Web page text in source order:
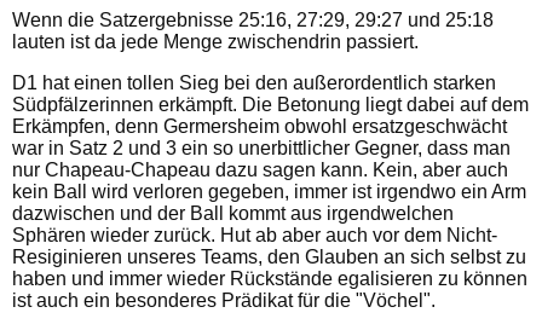
Wenn die Satzergebnisse 25:16, 27:29, 29:27 und 25:18
lauten ist da jede Menge zwischendrin passiert.
D1 hat einen tollen Sieg bei den außerordentlich starken
Südpfälzerinnen erkämpft. Die Betonung liegt dabei auf dem
Erkämpfen, denn Germersheim obwohl ersatzgeschwächt
war in Satz 2 und 3 ein so unerbittlicher Gegner, dass man
nur Chapeau-Chapeau dazu sagen kann. Kein, aber auch
kein Ball wird verloren gegeben, immer ist irgendwo ein Arm
dazwischen und der Ball kommt aus irgendwelchen
Sphären wieder zurück. Hut ab aber auch vor dem Nicht-
Resiginieren unseres Teams, den Glauben an sich selbst zu
haben und immer wieder Rückstände egalisieren zu können
ist auch ein besonderes Prädikat für die "Vöchel".